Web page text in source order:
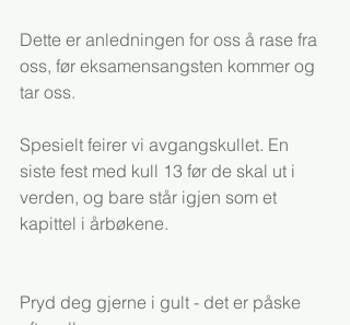
Dette er anledningen for oss å rase fra
oss, før eksamensangsten kommer og
tar oss.
Spesielt feirer vi avgangskullet. En
siste fest med kull 13 før de skal ut i
verden, og bare står igjen som et
kapittel i årbøkene.
Pryd deg gjerne i gult - det er påske